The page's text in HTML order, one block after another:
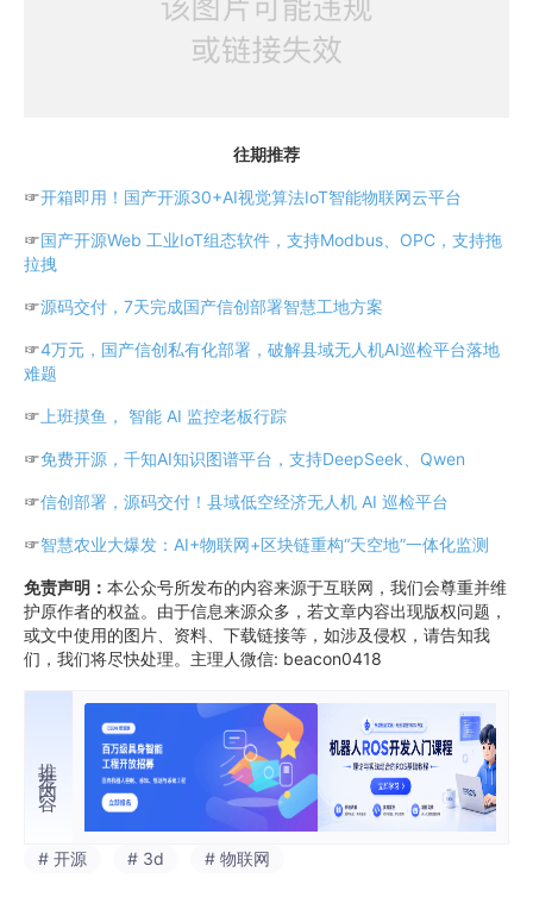
往期推荐
☞开箱即用！国产开源30+AI视觉算法IoT智能物联网云平台
☞国产开源Web 工业IoT组态软件，支持Modbus、OPC，支持拖
拉拽
☞源码交付，7天完成国产信创部署智慧工地方案
☞4万元，国产信创私有化部署，破解县域无人机AI巡检平台落地
难题
☞ 上班摸鱼， 智能 AI 监控老板行踪
☞免费开源，千知AI知识图谱平台，支持DeepSeek、Qwen
☞信创部署，源码交付！县域低空经济无人机 AI 巡检平台
☞智慧农业大爆发：AI+物联网+区块链重构“天空地”一体化监测
免责声明： 本公众号所发布的内容来源于互联网，我们会尊重并维
护原作者的权益。由于信息来源众多，若文章内容出现版权问题，
或文中使用的图片、资料、下载链接等，如涉及侵权，请告知我
们，我们将尽快处理。主理人微信: beacon0418
推荐内容
# 开源 # 3d # 物联网